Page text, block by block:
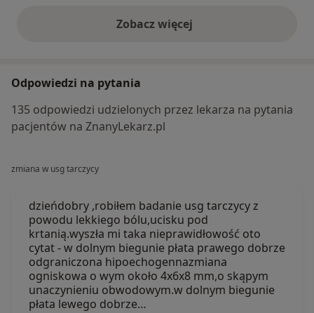
Zobacz więcejopinie powyżej
Odpowiedzi na pytania
135 odpowiedzi udzielonych przez lekarza na pytania
pacjentów na ZnanyLekarz.pl
zmiana w usg tarczycy
dzieńdobry ,robiłem badanie usg tarczycy z
powodu lekkiego bólu,ucisku pod
krtanią.wyszła mi taka nieprawidłowość oto
cytat - w dolnym biegunie płata prawego dobrze
odgraniczona hipoechogennazmiana
ogniskowa o wym około 4x6x8 mm,o skąpym
unaczynieniu obwodowym.w dolnym biegunie
płata lewego dobrze…